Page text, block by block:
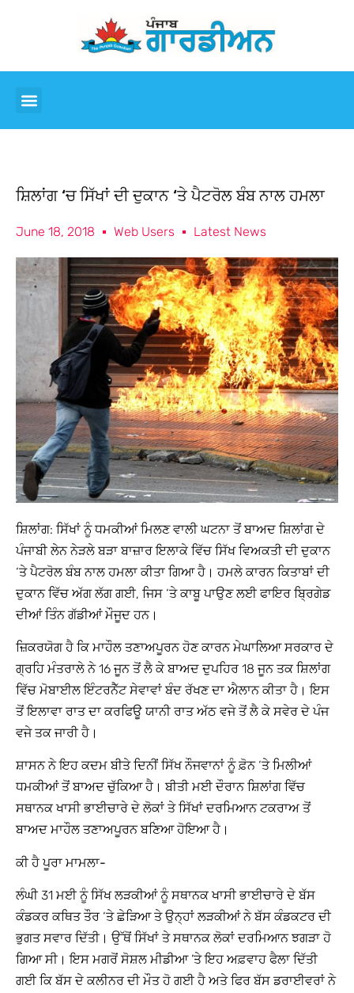
ਸ਼ਿਲਾਂਗ ‘ਚ ਸਿੱਖਾਂ ਦੀ ਦੁਕਾਨ ‘ਤੇ ਪੈਟਰੋਲ ਬੰਬ ਨਾਲ ਹਮਲਾ
June 18, 2018 Web Users Latest News
ਸ਼ਿਲਾਂਗ: ਸਿੱਖਾਂ ਨੂੰ ਧਮਕੀਆਂ ਮਿਲਣ ਵਾਲੀ ਘਟਨਾ ਤੋਂ ਬਾਅਦ ਸ਼ਿਲਾਂਗ ਦੇ
ਪੰਜਾਬੀ ਲੇਨ ਨੇੜਲੇ ਬੜਾ ਬਾਜ਼ਾਰ ਇਲਾਕੇ ਵਿੱਚ ਸਿੱਖ ਵਿਅਕਤੀ ਦੀ ਦੁਕਾਨ
‘ਤੇ ਪੈਟਰੋਲ ਬੰਬ ਨਾਲ ਹਮਲਾ ਕੀਤਾ ਗਿਆ ਹੈ। ਹਮਲੇ ਕਾਰਨ ਕਿਤਾਬਾਂ ਦੀ
ਦੁਕਾਨ ਵਿੱਚ ਅੱਗ ਲੱਗ ਗਈ, ਜਿਸ ‘ਤੇ ਕਾਬੂ ਪਾਉਣ ਲਈ ਫਾਇਰ ਬ੍ਰਿਗੇਡ
ਦੀਆਂ ਤਿੰਨ ਗੱਡੀਆਂ ਮੌਜੂਦ ਹਨ।
ਜ਼ਿਕਰਯੋਗ ਹੈ ਕਿ ਮਾਹੌਲ ਤਣਾਅਪੂਰਨ ਹੋਣ ਕਾਰਨ ਮੇਘਾਲਿਆ ਸਰਕਾਰ ਦੇ
ਗ੍ਰਹਿ ਮੰਤਰਾਲੇ ਨੇ 16 ਜੂਨ ਤੋਂ ਲੈ ਕੇ ਬਾਅਦ ਦੁਪਹਿਰ 18 ਜੂਨ ਤਕ ਸ਼ਿਲਾਂਗ
ਵਿੱਚ ਮੋਬਾਈਲ ਇੰਟਰਨੈੱਟ ਸੇਵਾਵਾਂ ਬੰਦ ਰੱਖਣ ਦਾ ਐਲਾਨ ਕੀਤਾ ਹੈ। ਇਸ
ਤੋਂ ਇਲਾਵਾ ਰਾਤ ਦਾ ਕਰਫਿਊ ਯਾਨੀ ਰਾਤ ਅੱਠ ਵਜੇ ਤੋਂ ਲੈ ਕੇ ਸਵੇਰ ਦੇ ਪੰਜ
ਵਜੇ ਤਕ ਜਾਰੀ ਹੈ।
ਸ਼ਾਸਨ ਨੇ ਇਹ ਕਦਮ ਬੀਤੇ ਦਿਨੀਂ ਸਿੱਖ ਨੌਜਵਾਨਾਂ ਨੂੰ ਫ਼ੋਨ ‘ਤੇ ਮਿਲੀਆਂ
ਧਮਕੀਆਂ ਤੋਂ ਬਾਅਦ ਚੁੱਕਿਆ ਹੈ। ਬੀਤੀ ਮਈ ਦੌਰਾਨ ਸ਼ਿਲਾਂਗ ਵਿੱਚ
ਸਥਾਨਕ ਖਾਸੀ ਭਾਈਚਾਰੇ ਦੇ ਲੋਕਾਂ ਤੇ ਸਿੱਖਾਂ ਦਰਮਿਆਨ ਟਕਰਾਅ ਤੋਂ
ਬਾਅਦ ਮਾਹੌਲ ਤਣਾਅਪੂਰਨ ਬਣਿਆ ਹੋਇਆ ਹੈ।
ਕੀ ਹੈ ਪੂਰਾ ਮਾਮਲਾ-
ਲੰਘੀ 31 ਮਈ ਨੂੰ ਸਿੱਖ ਲੜਕੀਆਂ ਨੂੰ ਸਥਾਨਕ ਖਾਸੀ ਭਾਈਚਾਰੇ ਦੇ ਬੱਸ
ਕੰਡਕਰ ਕਥਿਤ ਤੌਰ ‘ਤੇ ਛੇੜਿਆ ਤੇ ਉਨ੍ਹਾਂ ਲੜਕੀਆਂ ਨੇ ਬੱਸ ਕੰਡਕਟਰ ਦੀ
ਭੁਗਤ ਸਵਾਰ ਦਿੱਤੀ। ਉੱਥੋਂ ਸਿੱਖਾਂ ਤੇ ਸਥਾਨਕ ਲੋਕਾਂ ਦਰਮਿਆਨ ਝਗੜਾ ਹੋ
ਗਿਆ ਸੀ। ਇਸ ਮਗਰੋਂ ਸੋਸ਼ਲ ਮੀਡੀਆ ’ਤੇ ਇਹ ਅਫ਼ਵਾਹ ਫੈਲਾ ਦਿੱਤੀ
ਗਈ ਕਿ ਬੱਸ ਦੇ ਕਲੀਨਰ ਦੀ ਮੌਤ ਹੋ ਗਈ ਹੈ ਅਤੇ ਫਿਰ ਬੱਸ ਡਰਾਈਵਰਾਂ ਨੇ